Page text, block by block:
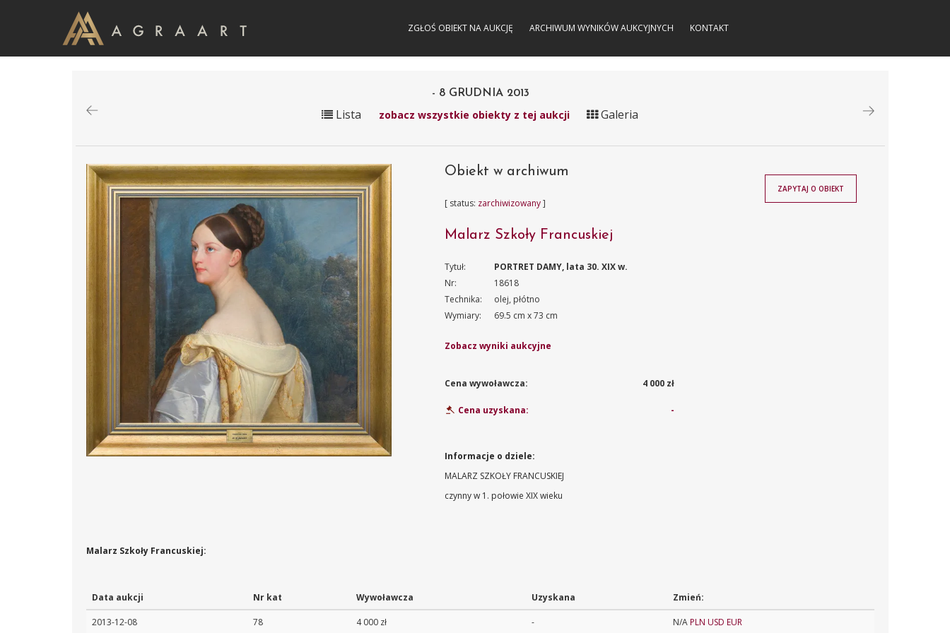
ZGŁOŚ OBIEKT NA AUKCJĘ ARCHIWUM WYNIKÓW AUKCYJNYCH KONTAKT
- 8 GRUDNIA 2013
Lista zobacz wszystkie obiekty z tej aukcji Galeria
Obiekt w archiwum
[ status: zarchiwizowany]
Malarz Szkoły Francuskiej
Tytuł:
PORTRET DAMY, lata 30. XIX w.
Nr:
18618
Technika:
olej, płótno
Wymiary:
69.5 cm x 73 cm
Zobacz wyniki aukcyjne
Cena wywoławcza: 4 000 zł
Cena uzyskana: -
ZAPYTAJ O OBIEKT
Informacje o dziele:
MALARZ SZKOŁY FRANCUSKIEJ
czynny w 1. połowie XIX wieku
Malarz Szkoły Francuskiej:
Data aukcji Nr kat Wywoławcza Uzyskana Zmień:
2013-12-08 78 4 000 zł - N/APLN USD EUR